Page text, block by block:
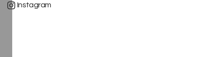
Instagram